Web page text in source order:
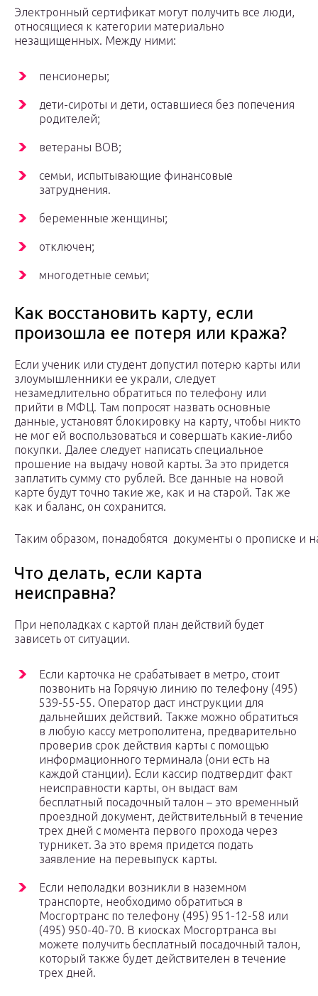
Электронный сертификат могут получить все люди,
относящиеся к категории материально
незащищенных. Между ними:
пенсионеры;
дети-сироты и дети, оставшиеся без попечения
родителей;
ветераны ВОВ;
семьи, испытывающие финансовые
затруднения.
беременные женщины;
отключен;
многодетные семьи;
Как восстановить карту, если
произошла ее потеря или кража?
Если ученик или студент допустил потерю карты или
злоумышленники ее украли, следует
незамедлительно обратиться по телефону или
прийти в МФЦ. Там попросят назвать основные
данные, установят блокировку на карту, чтобы никто
не мог ей воспользоваться и совершать какие-либо
покупки. Далее следует написать специальное
прошение на выдачу новой карты. За это придется
заплатить сумму сто рублей. Все данные на новой
карте будут точно такие же, как и на старой. Так же
как и баланс, он сохранится.
Таким образом, понадобятся документы о прописке и
Что делать, если карта
неисправна?
При неполадках с картой план действий будет
зависеть от ситуации.
Если карточка не срабатывает в метро, стоит
позвонить на Горячую линию по телефону (495)
539-55-55. Оператор даст инструкции для
дальнейших действий. Также можно обратиться
в любую кассу метрополитена, предварительно
проверив срок действия карты с помощью
информационного терминала (они есть на
каждой станции). Если кассир подтвердит факт
неисправности карты, он выдаст вам
бесплатный посадочный талон – это временный
проездной документ, действительный в течение
трех дней с момента первого прохода через
турникет. За это время придется подать
заявление на перевыпуск карты.
Если неполадки возникли в наземном
транспорте, необходимо обратиться в
Мосгортранс по телефону (495) 951-12-58 или
(495) 950-40-70. В киосках Мосгортранса вы
можете получить бесплатный посадочный талон,
который также будет действителен в течение
трех дней.